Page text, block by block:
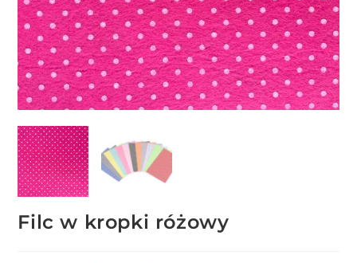
Filc w kropki różowy